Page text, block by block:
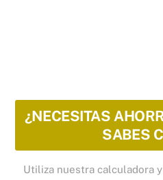
¿NECESITAS
SABES
Utiliza nuestra calculadora